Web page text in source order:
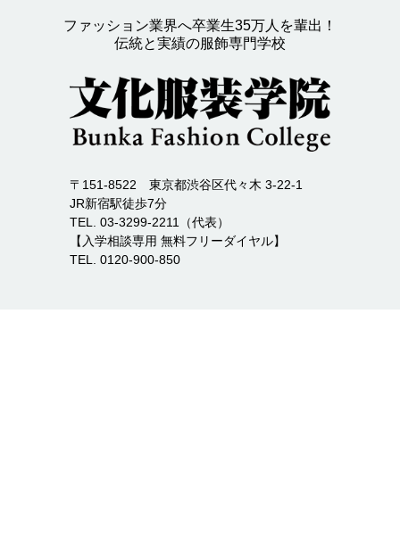
ファッション業界へ卒業生35万人を輩出！
伝統と実績の服飾専門学校
〒151-8522 東京都渋谷区代々木 3-22-1
JR新宿駅徒歩7分
TEL. 03-3299-2211（代表）
【入学相談専用 無料フリーダイヤル】
TEL. 0120-900-850